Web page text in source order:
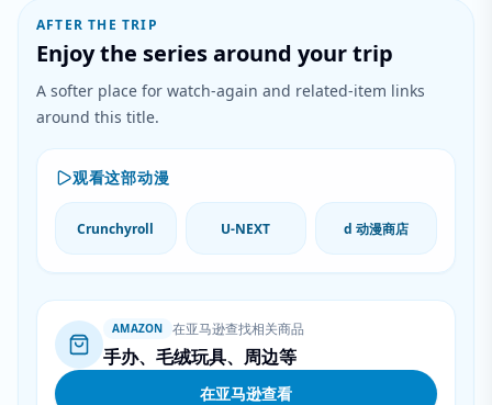
AFTER THE TRIP
Enjoy the series around your trip
A softer place for watch-again and related-item links
around this title.
观看这部动漫
Crunchyroll U-NEXT d 动漫商店
AMAZON 在亚马逊查找相关商品
手办、毛绒玩具、周边等
在亚马逊查看